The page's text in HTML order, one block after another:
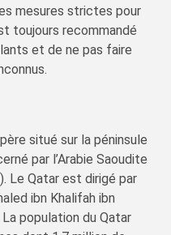
mesures strictes pour
toujours recommandé
et de ne pas faire
situé sur la péninsule
par l’Arabie Saoudite
Le Qatar est dirigé par
ibn Khalifah ibn
population du Qatar